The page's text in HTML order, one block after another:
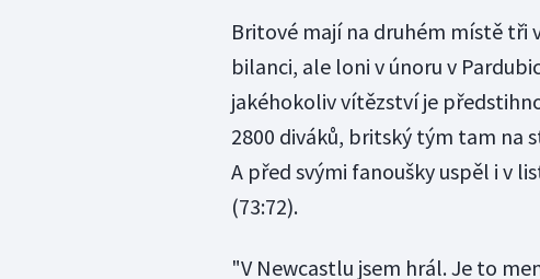
Britové mají na druhém místě tři
bilanci, ale loni v únoru v
jakéhokoliv vítězství je
2800 diváků, britský tým tam na
A před svými fanoušky uspěl i v
(73:72).
"V Newcastlu jsem hrál. Je to